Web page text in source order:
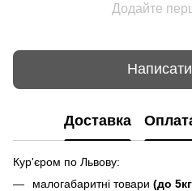
Додайте
Написати
Доставка
Кур'єром по Львову:
малогабаритні товари (до